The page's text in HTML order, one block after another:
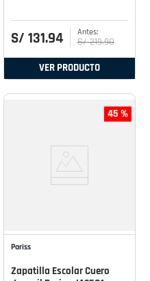
S/ 131.94 S/ 219.90
VER PRODUCTO
45 %
Pariss
Zapatilla Escolar Cuero